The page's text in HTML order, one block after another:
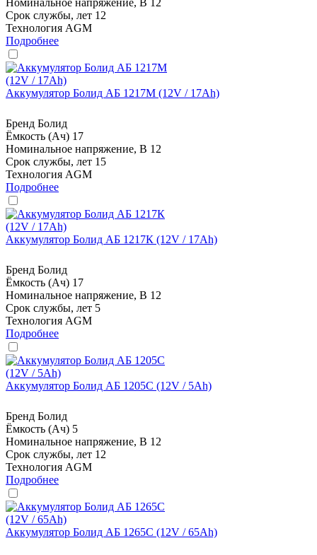
Срок службы, лет 12
Технология AGM
Подробнее
Аккумулятор Болид АБ 1217М (12V / 17Ah)
Бренд Болид
Ёмкость (Ач) 17
Номинальное напряжение, В 12
Срок службы, лет 15
Технология AGM
Подробнее
Аккумулятор Болид АБ 1217К (12V / 17Ah)
Бренд Болид
Ёмкость (Ач) 17
Номинальное напряжение, В 12
Срок службы, лет 5
Технология AGM
Подробнее
Аккумулятор Болид АБ 1205С (12V / 5Ah)
Бренд Болид
Ёмкость (Ач) 5
Номинальное напряжение, В 12
Срок службы, лет 12
Технология AGM
Подробнее
Аккумулятор Болид АБ 1265С (12V / 65Ah)